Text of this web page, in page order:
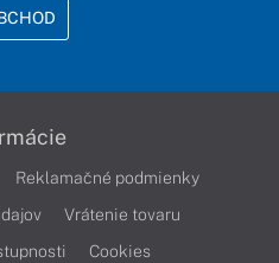
Reklamačné podmienky
Vrátenie tovaru
Cookies